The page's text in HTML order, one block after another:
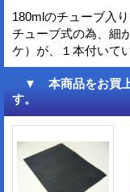
180mlのチューブ入り
チューブ式の為、細
ケ）が、１本付いて
▼ 本商品をお買上
す。